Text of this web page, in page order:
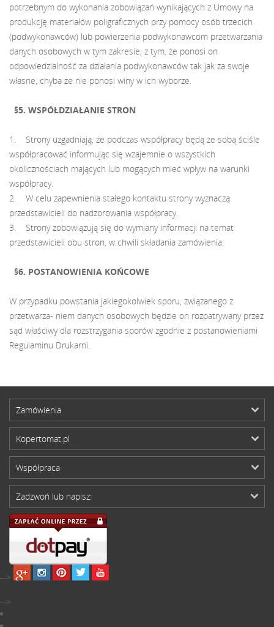
potrzebnym do wykonania zobowiązań wynikających z Umowy na
produkcję materiałów poligraficznych przy pomocy osób trzecich
(podwykonawców) lub powierzenia podwykonawcom przetwarzania
danych osobowych w tym zakresie, z tym, że ponosi on
odpowiedzialność za działania podwykonawców tak jak za swoje
własne, chyba że nie ponosi winy w ich wyborze.
§5. WSPÓŁDZIAŁANIE STRON
1. Strony uzgadniają, że podczas współpracy będą ze sobą ściśle
współpracować informując się wzajemnie o wszystkich
okolicznościach mających lub mogących mieć wpływ na warunki
współpracy.
2. W celu zapewnienia stałego kontaktu strony wyznaczą
przedstawicieli do nadzorowania współpracy.
3. Strony zobowiązują się do wymiany informacji na temat
przedstawicieli obu stron, w chwili składania zamówienia.
§6. POSTANOWIENIA KOŃCOWE
W przypadku powstania jakiegokolwiek sporu, związanego z
przetwarza- niem danych osobowych będzie on rozpatrywany przez
sąd właściwy dla rozstrzygania sporów zgodnie z postanowieniami
Regulaminu Drukarni.
Zamówienia
Kopertomat.pl
Współpraca
Zadzwoń lub napisz:
-->
-->